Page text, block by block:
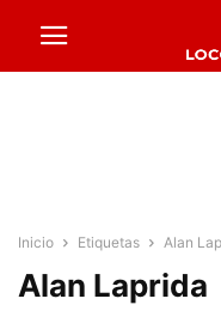
Inicio Etiquetas Alan
Alan Laprida